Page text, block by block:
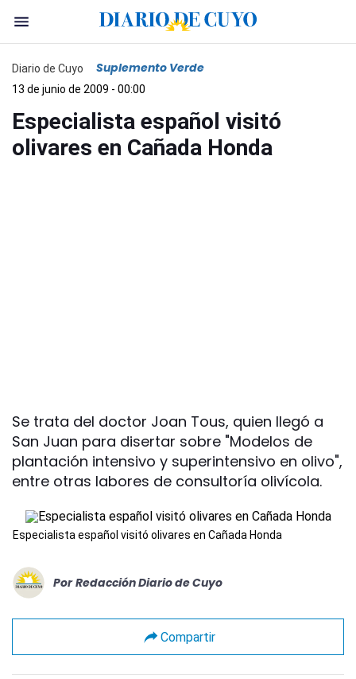
Diario de Cuyo Suplemento Verde
13 de junio de 2009 - 00:00
Especialista español visitó
olivares en Cañada Honda
Se trata del doctor Joan Tous, quien llegó a
San Juan para disertar sobre "Modelos de
plantación intensivo y superintensivo en olivo",
entre otras labores de consultoría olivícola.
Especialista español visitó olivares en Cañada Honda
Por Redacción Diario de Cuyo
Compartir